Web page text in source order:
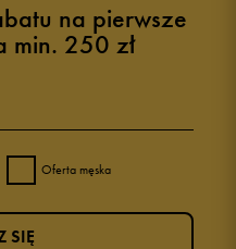
na pierwsze
min. 250 zł
Oferta męska
SIĘ